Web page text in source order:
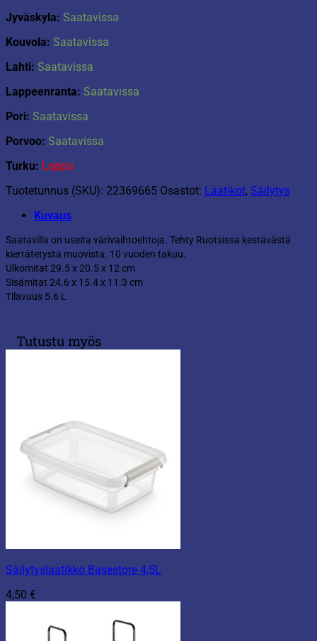
Jyväskyla: Saatavissa
Kouvola: Saatavissa
Lahti: Saatavissa
Lappeenranta: Saatavissa
Pori: Saatavissa
Porvoo: Saatavissa
Turku: Loppu
Tuotetunnus (SKU): 22369665 Osastot: Laatikot, Säilytys
Kuvaus
Saatavilla on useita värivaihtoehtoja. Tehty Ruotsissa kestävästä
kierrätetystä muovista. 10 vuoden takuu.
Ulkomitat 29.5 x 20.5 x 12 cm
Sisämitat 24.6 x 15.4 x 11.3 cm
Tilavuus 5.6 L
Tutustu myös
Säilytyslaatikko Basestore 4,5L
4,50 €